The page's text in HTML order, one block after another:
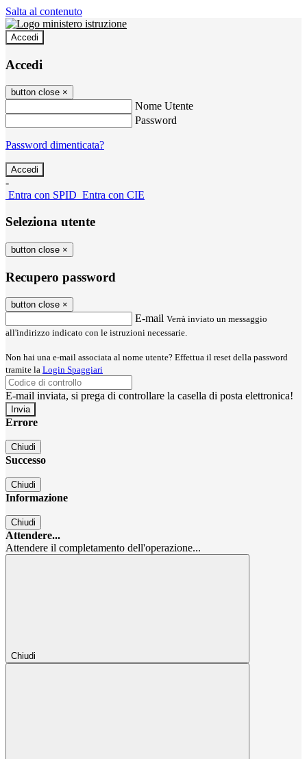
Salta al contenuto
Accedi
Accedi
button close ×
Nome Utente
Password
Password dimenticata?
-
Entra con SPID Entra con CIE
Seleziona utente
button close ×
Recupero password
button close ×
E-mail Verrà inviato un messaggio
all'indirizzo indicato con le istruzioni necessarie.
Non hai una e-mail associata al nome utente? Effettua il reset della password
tramite la Login Spaggiari
E-mail inviata, si prega di controllare la casella di posta elettronica!
Errore
Chiudi
Successo
Chiudi
Informazione
Chiudi
Attendere...
Attendere il completamento dell'operazione...
Chiudi